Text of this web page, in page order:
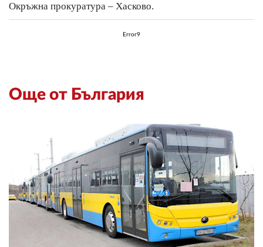
Окръжна прокуратура – Хасково.
Error9
Още от България